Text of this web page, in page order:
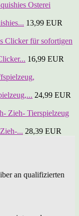
13,99 EUR
16,99 EUR
24,99 EUR
... 28,39 EUR
an qualifizierten